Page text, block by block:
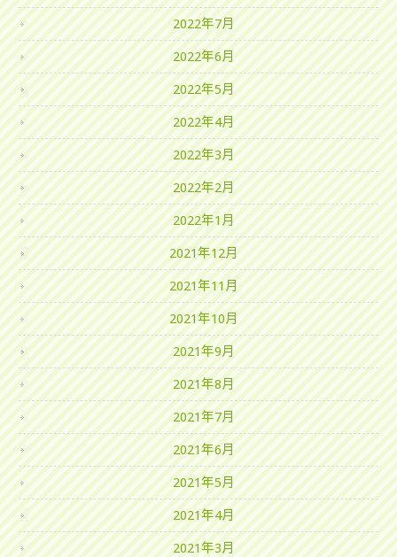
2022年7月
2022年6月
2022年5月
2022年4月
2022年3月
2022年2月
2022年1月
2021年12月
2021年11月
2021年10月
2021年9月
2021年8月
2021年7月
2021年6月
2021年5月
2021年4月
2021年3月